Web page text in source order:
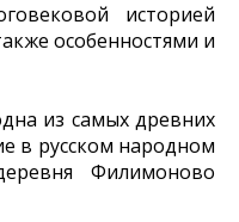
историей
особенностями и
из самых древних
в русском народном
Филимоново